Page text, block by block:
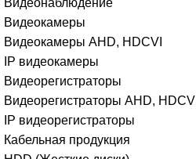
Видеонаблюдение
Видеокамеры
Видеокамеры AHD, HDCVI
IP видеокамеры
Видеорегистраторы
Видеорегистраторы AHD, HDCVI
IP видеорегистраторы
Кабельная продукция